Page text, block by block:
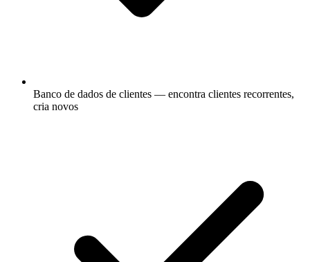
Banco de dados de clientes — encontra clientes recorrentes,
cria novos